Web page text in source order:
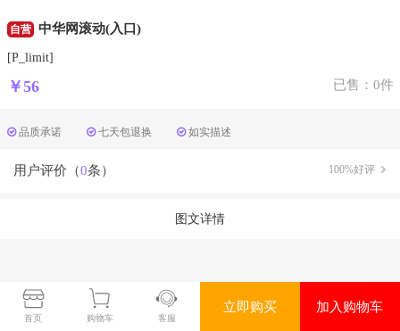
首页 购物车 客服
立即购买 加入购物车
自营 中华网滚动(入口)
[P_limit]
￥56 已售：0件
品质承诺 七天包退换 如实描述
用户评价（0条） 100%好评
图文详情